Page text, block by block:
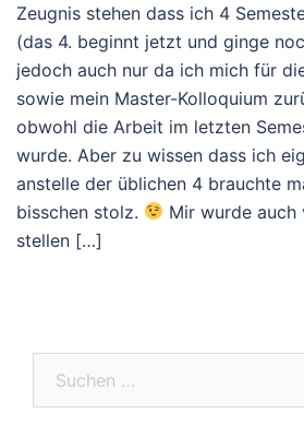
Zeugnis stehen dass ich 4
(das 4. beginnt jetzt und ginge
jedoch auch nur da ich mich für
sowie mein Master-Kolloquium
obwohl die Arbeit im letzten
wurde. Aber zu wissen dass ich
anstelle der üblichen 4 brauchte
bisschen stolz.
Mir wurde auch
stellen […]
nach: